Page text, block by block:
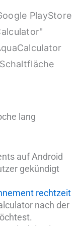
PlayStore
lang
auf Android
gekündigt
rechtzeit
nach der